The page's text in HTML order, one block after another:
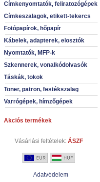
Címkenyomtatók, feliratozógépek
Címkeszalagok, etikett-tekercs
Fotópapírok, hőpapír
Kábelek, adapterek, elosztók
Nyomtatók, MFP-k
Szkennerek, vonalkódolvasók
Táskák, tokok
Toner, patron, festékszalag
Varrógépek, hímzőgépek
Akciós termékek
Vásárlási feltételek: ÁSZF
Adatvédelem